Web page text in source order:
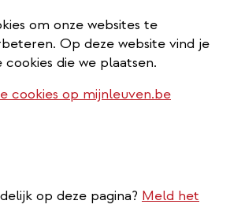
om onze websites te
Op deze website vind je
die we plaatsen.
cookies op mijnleuven.be
op deze pagina? Meld het